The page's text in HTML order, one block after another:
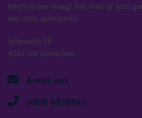
Heeft u een vraag? Bel, mail of kom
van onze spreekuren!
Spijksedijk 28
4207 GN Gorinchem
E-mail ons
(088) 8928961